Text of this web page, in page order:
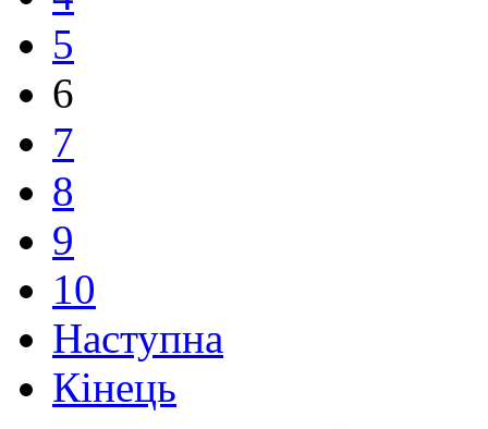
5
6
7
8
9
10
Наступна
Кінець